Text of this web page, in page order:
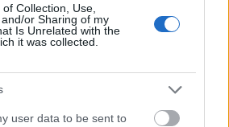
Collection, Use,
or Sharing of my
Is Unrelated with the
it was collected.
user data to be sent to
Drone με εκρηκτικό
δίπλα σε ουκρανικό
– Έρευνες για πιθανή
φωτογραφίες)
5 ΑΥΓΟΎΣΤΟΥ 2026